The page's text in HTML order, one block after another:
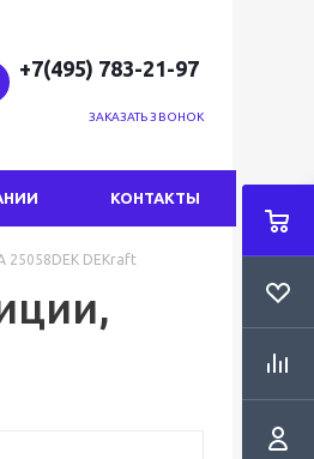
+7(495) 783-21-97
ЗАКАЗАТЬ ЗВОНОК
КОНТАКТЫ
25058DEK DEKraft